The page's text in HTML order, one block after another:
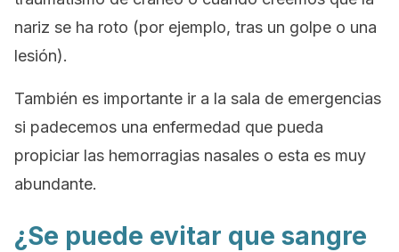
nariz se ha roto (por ejemplo, tras un golpe o una
lesión).
También es importante ir a la sala de emergencias
si padecemos una enfermedad que pueda
propiciar las hemorragias nasales o esta es muy
abundante.
¿Se puede evitar que sangre